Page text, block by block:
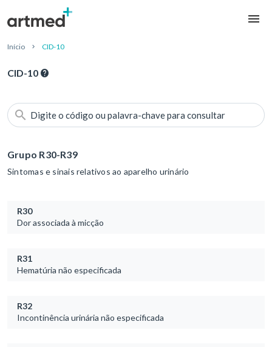
Início CID-10
CID-10
Digite o código ou palavra-chave para consultar
Grupo R30-R39
Sintomas e sinais relativos ao aparelho urinário
R30
Dor associada à micção
R31
Hematúria não especificada
R32
Incontinência urinária não especificada